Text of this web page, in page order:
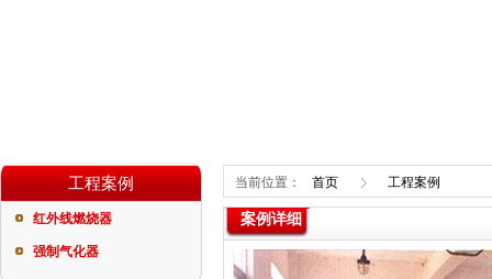
工程案例
红外线燃烧器
强制气化器
当前位置： 首页 工程案例
案例详细